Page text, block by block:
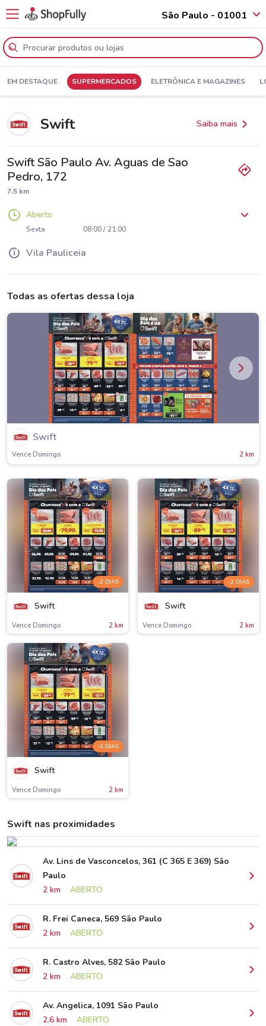
São Paulo - 01001
EM DESTAQUE SUPERMERCADOS ELETRÔNICA E MAGAZINES
Swift Saiba mais
Swift São Paulo Av. Aguas de Sao
Pedro, 172
7.5 km
Aberto
Sexta 08:00 / 21:00
Vila Pauliceia
Todas as ofertas dessa loja
Swift
Vence Domingo 2 km
-2 DIAS
Swift
Vence Domingo 2 km
-2 DIAS
Swift
Vence Domingo 2 km
-2 DIAS
Swift
Vence Domingo 2 km
Swift nas proximidades
Av. Lins de Vasconcelos, 361 (C 365 E 369) São
Paulo
2 km
ABERTO
R. Frei Caneca, 569 São Paulo
2 km
ABERTO
R. Castro Alves, 582 São Paulo
2 km
ABERTO
Av. Angelica, 1091 São Paulo
2.6 km
ABERTO